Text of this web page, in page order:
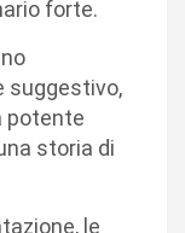
forte.
suggestivo,
potente
storia di
le